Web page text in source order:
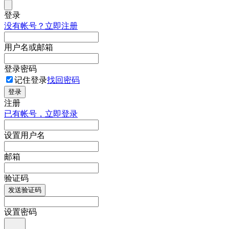
登录
没有帐号？立即注册
用户名或邮箱
登录密码
记住登录找回密码
登录
注册
已有帐号，立即登录
设置用户名
邮箱
验证码
发送验证码
设置密码